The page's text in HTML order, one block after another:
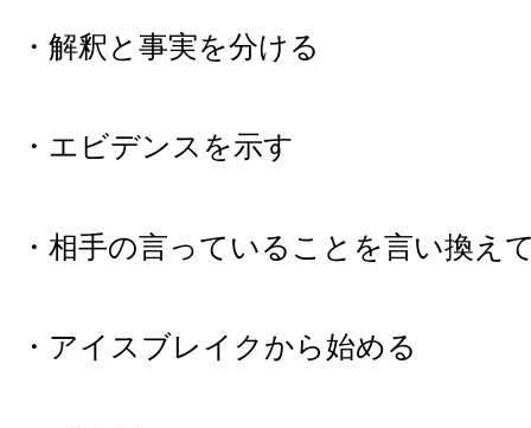
・解釈と事実を分ける
・エビデンスを示す
・相手の言っていることを言い換え
・アイスブレイクから始める